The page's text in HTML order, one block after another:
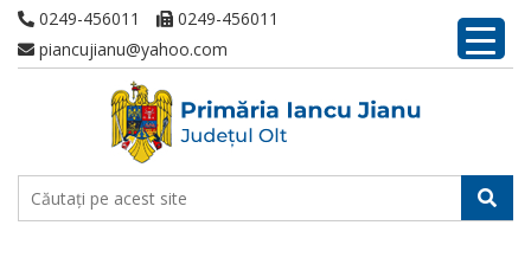
0249-456011
0249-456011
piancujianu@yahoo.com